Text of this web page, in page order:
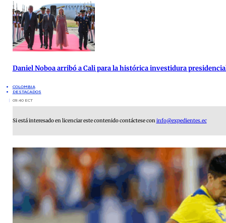
Daniel Noboa arribó a Cali para la histórica investidura
COLOMBIA
DESTACADOS
09:40 ECT
Si está interesado en licenciar este contenido contáctese coninfo@expedientes.ec